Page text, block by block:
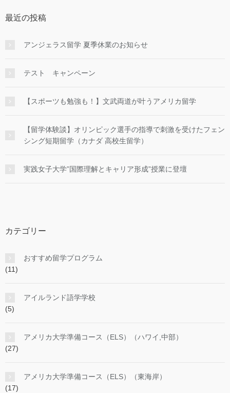
最近の投稿
アンジェラス留学 夏季休業のお知らせ
テスト キャンペーン
【スポーツも勉強も！】文武両道が叶うアメリカ留学
【留学体験談】オリンピック選手の指導で刺激を受けたフェン
シング短期留学（カナダ 高校生留学）
実践女子大学”国際理解とキャリア形成”授業に登壇
カテゴリー
おすすめ留学プログラム
(11)
アイルランド語学学校
(5)
アメリカ大学準備コース（ELS）（ハワイ,中部）
(27)
アメリカ大学準備コース（ELS）（東海岸）
(17)